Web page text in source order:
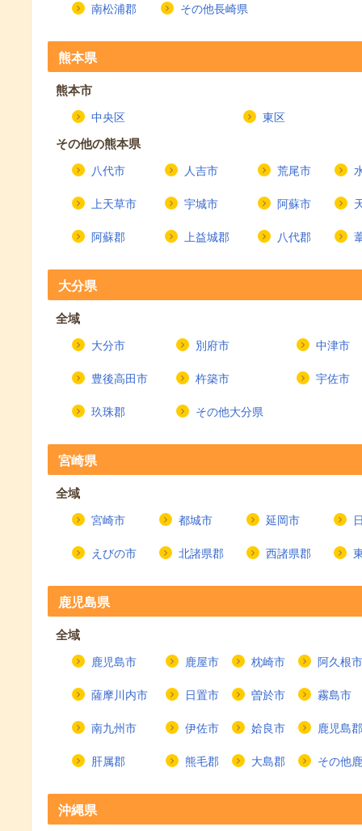
南松浦郡 その他長崎県
熊本県
熊本市
中央区 東区
その他の熊本県
八代市 人吉市 荒尾市
上天草市 宇城市 阿蘇市
阿蘇郡 上益城郡 八代郡
大分県
全域
大分市 別府市 中津市
豊後高田市 杵築市 宇佐市
玖珠郡 その他大分県
宮崎県
全域
宮崎市 都城市 延岡市
えびの市 北諸県郡 西諸県郡
鹿児島県
全域
鹿児島市 鹿屋市 枕崎市 阿久根市
薩摩川内市 日置市 曽於市 霧島市
南九州市 伊佐市 姶良市 鹿児島郡
肝属郡 熊毛郡 大島郡 その他
沖縄県